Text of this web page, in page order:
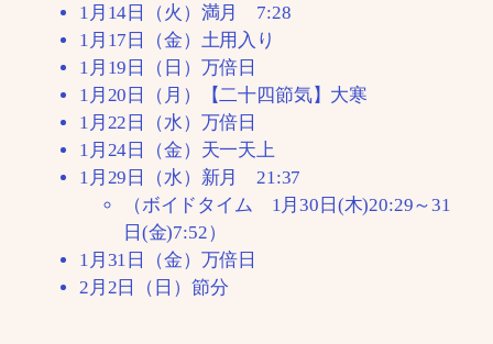
1月14日（火）満月 7:28
1月17日（金）土用入り
1月19日（日）万倍日
1月20日（月）【二十四節気】大寒
1月22日（水）万倍日
1月24日（金）天一天上
1月29日（水）新月 21:37
（ボイドタイム 1月30日(木)20:29～31
日(金)7:52）
1月31日（金）万倍日
2月2日（日）節分